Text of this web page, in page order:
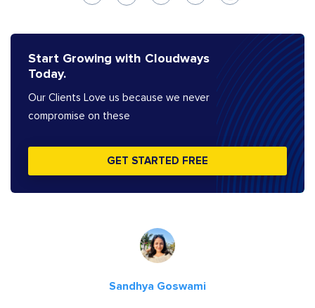
Start Growing with Cloudways
Today.
Our Clients Love us because we never
compromise on these
GET STARTED FREE
Sandhya Goswami